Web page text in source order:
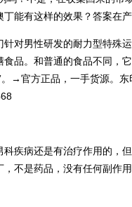
能有这样的效果？答案在产
对男性研发的耐力型特殊
品。和普通的食品不同，
→官方正品，一手货源。
疾病还是有治疗作用的，
不是药品，没有任何副作用